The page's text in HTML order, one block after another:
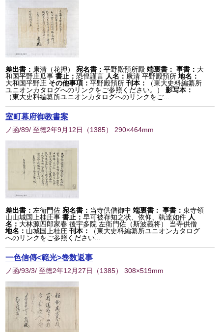
差出書： 康清（花押） 宛名書：平野殿預所殿 端裏書： 事書： 大
和国平野庄瓜事 書止：恐惶謹言 人名： 康清 平野殿預所 地名：
大和国平野庄 その他事項：平野殿預所刊本：
（東大史料編纂所
ユニオンカタログへのリンクをご参照ください。）
影写本：
（東大史料編纂所ユニオンカタログへのリンクをご...
室町幕府御教書案
ノ函/89/ 至徳2年9月12日 （1385） 290×464mm
差出書： 左衛門佐 宛名書： 当寺供僧御中 端裏書： 事書：東寺領
山山城国上桂庄事 書止：早可被存知之状、依仰、執達如件 人
名： 大林源四郎家春 後宇多院 左衛門佐（斯波義将） 当寺供僧
地名： 山城国上桂庄 刊本：
（東大史料編纂所ユニオンカタログ
へのリンクをご参照ください...
一色信傳<範光>巻数返事
ノ函/93/3/ 至徳2年12月27日 （1385） 308×519mm